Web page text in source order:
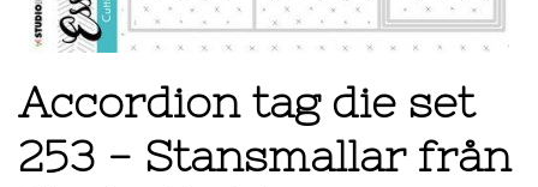
Accordion tag die set
253 - Stansmallar från